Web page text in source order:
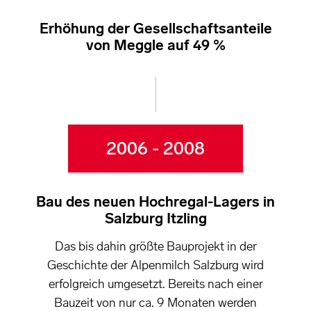
Erhöhung der Gesellschaftsanteile
von Meggle auf 49 %
2006 - 2008
Bau des neuen Hochregal-Lagers in
Salzburg Itzling
Das bis dahin größte Bauprojekt in der
Geschichte der Alpenmilch Salzburg wird
erfolgreich umgesetzt. Bereits nach einer
Bauzeit von nur ca. 9 Monaten werden